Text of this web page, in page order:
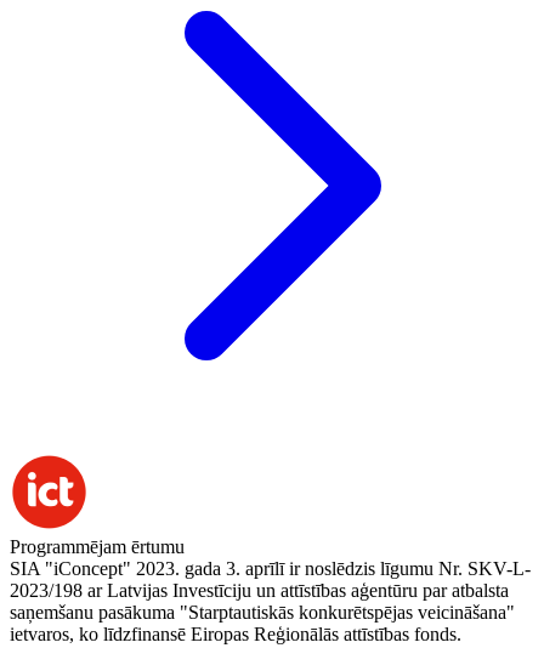
Programmējam ērtumu
SIA "iConcept" 2023. gada 3. aprīlī ir noslēdzis līgumu Nr. SKV-L-
2023/198 ar Latvijas Investīciju un attīstības aģentūru par atbalsta
saņemšanu pasākuma "Starptautiskās konkurētspējas veicināšana"
ietvaros, ko līdzfinansē Eiropas Reģionālās attīstības fonds.